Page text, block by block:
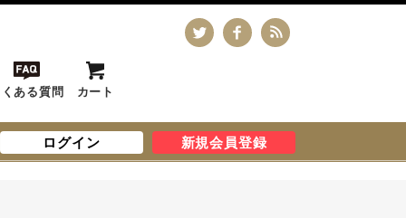
ある質問 カート
ログイン 新規会員登録